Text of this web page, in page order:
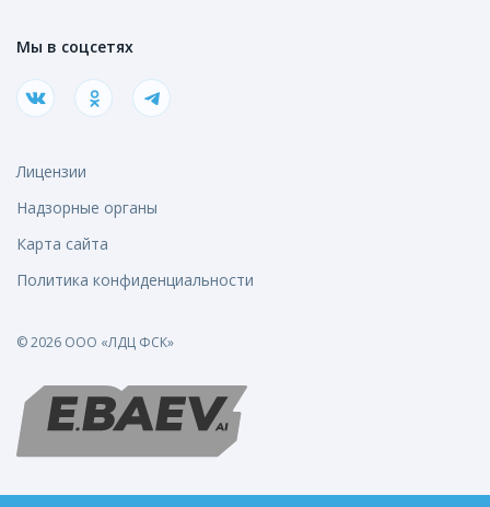
Мы в соцсетях
Лицензии
Надзорные органы
Карта сайта
Политика конфиденциальности
© 2026 ООО «ЛДЦ ФСК»